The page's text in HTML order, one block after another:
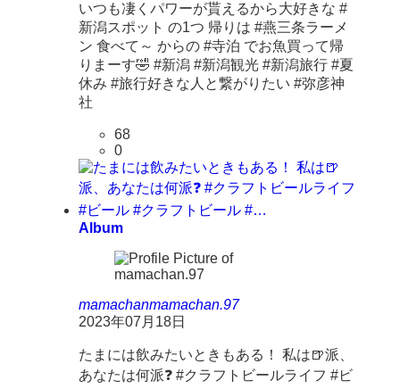
いつも凄くパワーが貰えるから大好きな #
新潟スポット の1つ 帰りは #燕三条ラーメ
ン 食べて～ からの #寺泊 でお魚買って帰
りまーす🤣 #新潟 #新潟観光 #新潟旅行 #夏
休み #旅行好きな人と繋がりたい #弥彦神
社
68
0
Album
mamachanmamachan.97
2023年07月18日
たまには飲みたいときもある！ 私は🍺派、
あなたは何派❓ #クラフトビールライフ #ビ